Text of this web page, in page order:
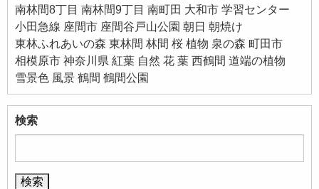
南林間8丁目 南林間9丁目 南町田 大和市 学習センター
小田急線 座間市 座間谷戸山公園 朝日 朝焼け
東林ふれあいの森 東林間 林間 桜 植物 泉の森 町田市
相模原市 神奈川県 紅葉 自然 花 葉 西鶴間 道端の植物
雪景色 風景 鶴間 鶴間公園
検索